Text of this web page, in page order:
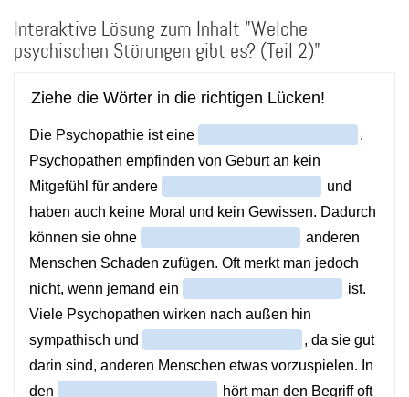
zum
Inhalt
Interaktive Lösung zum Inhalt "Welche
psychischen Störungen gibt es? (Teil 2)"